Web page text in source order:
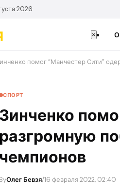
2026
×
помог “Манчестер Сити”
СПОРТ
Зинченко
разгромную
чемпионов
ByОлег Бевзя/16 февраля 2022, 02:40